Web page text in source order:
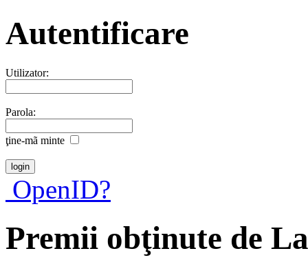
Autentificare
Utilizator:
Parola:
ţine-mã minte
OpenID?
Premii obţinute de